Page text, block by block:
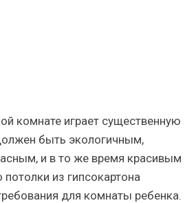
комнате играет существенную
быть экологичным,
и в то же время красивым
из гипсокартона
для комнаты ребенка.